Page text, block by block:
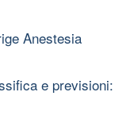
Anestesia
e previsioni: